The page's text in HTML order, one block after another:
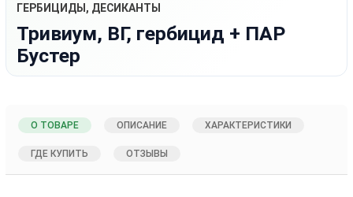
ГЕРБИЦИДЫ, ДЕСИКАНТЫ
Тривиум, ВГ, гербицид + ПАР
Бустер
О ТОВАРЕ ОПИСАНИЕ ХАРАКТЕРИСТИКИ
ГДЕ КУПИТЬ ОТЗЫВЫ